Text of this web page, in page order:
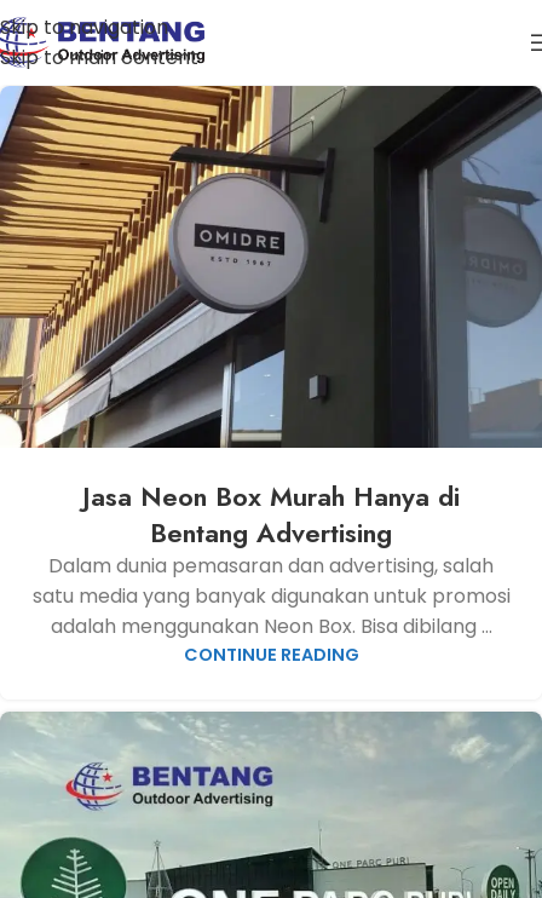
Skip to navigation
Skip to main content
Jasa Neon Box Murah Hanya di
Bentang Advertising
Dalam dunia pemasaran dan advertising, salah
satu media yang banyak digunakan untuk promosi
adalah menggunakan Neon Box. Bisa dibilang ...
CONTINUE READING